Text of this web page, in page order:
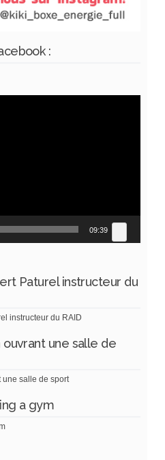
:
09:39
Paturel instructeur du
ouvrant une salle de
a gym